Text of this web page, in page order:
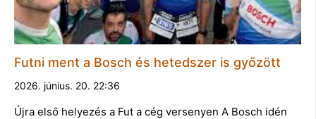
Futni ment a Bosch és hetedszer is győzött
2026. június. 20. 22:36
Újra első helyezés a Fut a cég versenyen A Bosch idén